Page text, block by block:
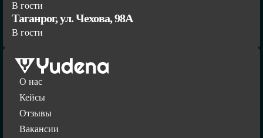
В гости
Таганрог, ул. Чехова, 98А
В гости
О нас
Кейсы
Отзывы
Вакансии